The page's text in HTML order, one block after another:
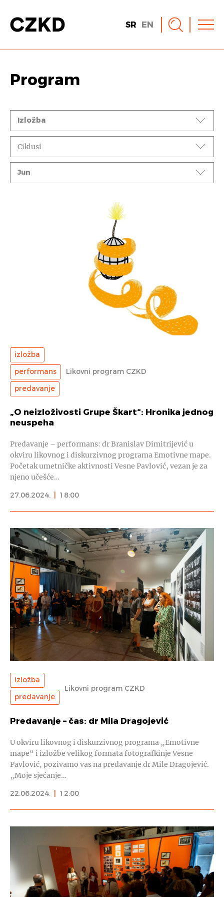
SR EN
Program
Događaji
Izložba
Ciklusi
Mesec
Jun
izložba
performans
predavanje
Likovni program CZKD
„O neizloživosti Grupe Škart“: Hronika jednog
neuspeha
Predavanje – performans: dr Branislav Dimitrijević u
okviru likovnog i diskurzivnog programa Emotivne mape.
Početak umetničke aktivnosti Vesne Pavlović, vezan je za
njeno učešće…
27.06.2024.
18:00
izložba
predavanje
Likovni program CZKD
Predavanje – čas: dr Mila Dragojević
U okviru likovnog i diskurzivnog programa „Emotivne
mape“ i izložbe velikog formata fotografkinje Vesne
Pavlović, pozivamo vas na predavanje dr Mile Dragojević.
„Moje sjećanje…
22.06.2024.
12:00